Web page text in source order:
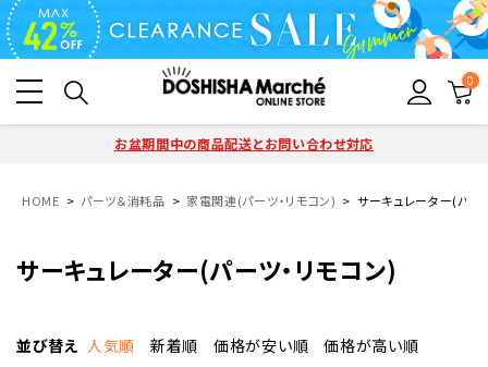
0
お盆期間中の商品配送とお問い合わせ対応
HOME パーツ＆消耗品 家電関連(パーツ・リモコン) サーキュレーター(パー
サーキュレーター(パーツ・リモコン)
並び替え 人気順 新着順 価格が安い順
価格が高い順